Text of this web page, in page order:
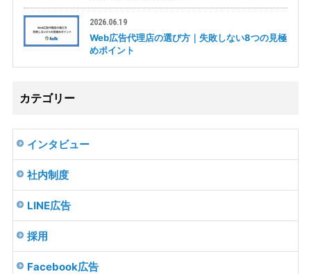
2026.06.19
Web広告代理店の選び方｜失敗しない8つの見極
めポイント
カテゴリー
インタビュー
社内制度
LINE広告
採用
Facebook広告